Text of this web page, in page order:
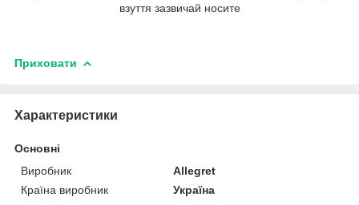
взуття зазвичай носите
Приховати
Характеристики
Основні
Виробник
Allegret
Країна виробник
Україна